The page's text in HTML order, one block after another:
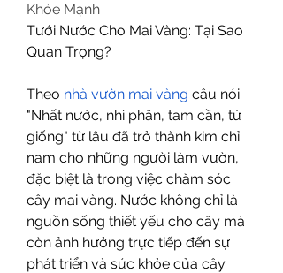
Khỏe Mạnh
Tưới Nước Cho Mai Vàng: Tại Sao
Quan Trọng?
Theo nhà vườn mai vàng câu nói
"Nhất nước, nhì phân, tam cần, tứ
giống" từ lâu đã trở thành kim chỉ
nam cho những người làm vườn,
đặc biệt là trong việc chăm sóc
cây mai vàng. Nước không chỉ là
nguồn sống thiết yếu cho cây mà
còn ảnh hưởng trực tiếp đến sự
phát triển và sức khỏe của cây.